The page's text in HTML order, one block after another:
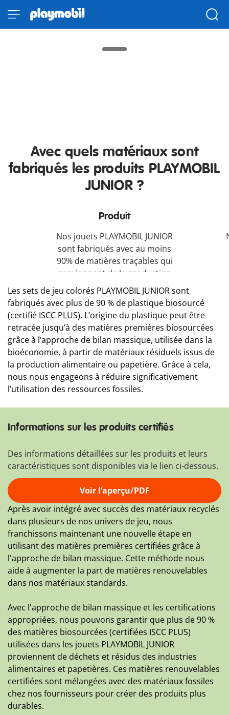
ISCC PLUS : chaque jouet PLAYMOBIL
JUNIOR est conçu avec plus de 90 %
massique).Prêts à jouer autrement ?
Avec quels matériaux sont
fabriqués les produits PLAYMOBIL
JUNIOR ?
Produit
Nos jouets PLAYMOBIL JUNIOR
sont fabriqués avec au moins
90% de matières traçables qui
proviennent de la production
alimentaire ou de papier (taux
calculé avec la méthode du bilan
massique utilisée dans
l’économie circulaire)*.
Les sets de jeu colorés PLAYMOBIL JUNIOR sont
fabriqués avec plus de 90 % de plastique biosourcé
(certifié ISCC PLUS). L’origine du plastique peut être
retracée jusqu’à des matières premières biosourcées
grâce à l’approche de bilan massique, utilisée dans la
bioéconomie, à partir de matériaux résiduels issus de
la production alimentaire ou papetière. Grâce à cela,
nous nous engageons à réduire significativement
l’utilisation des ressources fossiles.
Informations sur les produits certifiés
Des informations détaillées sur les produits et leurs
caractéristiques sont disponibles via le lien ci-dessous.
Voir l’aperçu/PDF
Après avoir intégré avec succès des matériaux recyclés
dans plusieurs de nos univers de jeu, nous
franchissons maintenant une nouvelle étape en
utilisant des matières premières certifiées grâce à
l'approche de bilan massique. Cette méthode nous
aide à augmenter la part de matières renouvelables
dans nos matériaux standards.
Avec l'approche de bilan massique et les certifications
appropriées, nous pouvons garantir que plus de 90 %
des matières biosourcées (certifiées ISCC PLUS)
utilisées dans les jouets PLAYMOBIL JUNIOR
proviennent de déchets et résidus des industries
alimentaires et papetières. Ces matières renouvelables
certifiées sont mélangées avec des matériaux fossiles
chez nos fournisseurs pour créer des produits plus
durables.